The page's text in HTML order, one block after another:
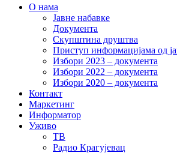
О нама
Јавне набавке
Документа
Скупштина друштва
Приступ информацијама од
Избори 2023 – документа
Избори 2022 – документа
Избори 2020 – документа
Контакт
Маркетинг
Информатор
Уживо
ТВ
Радио Крагујевац